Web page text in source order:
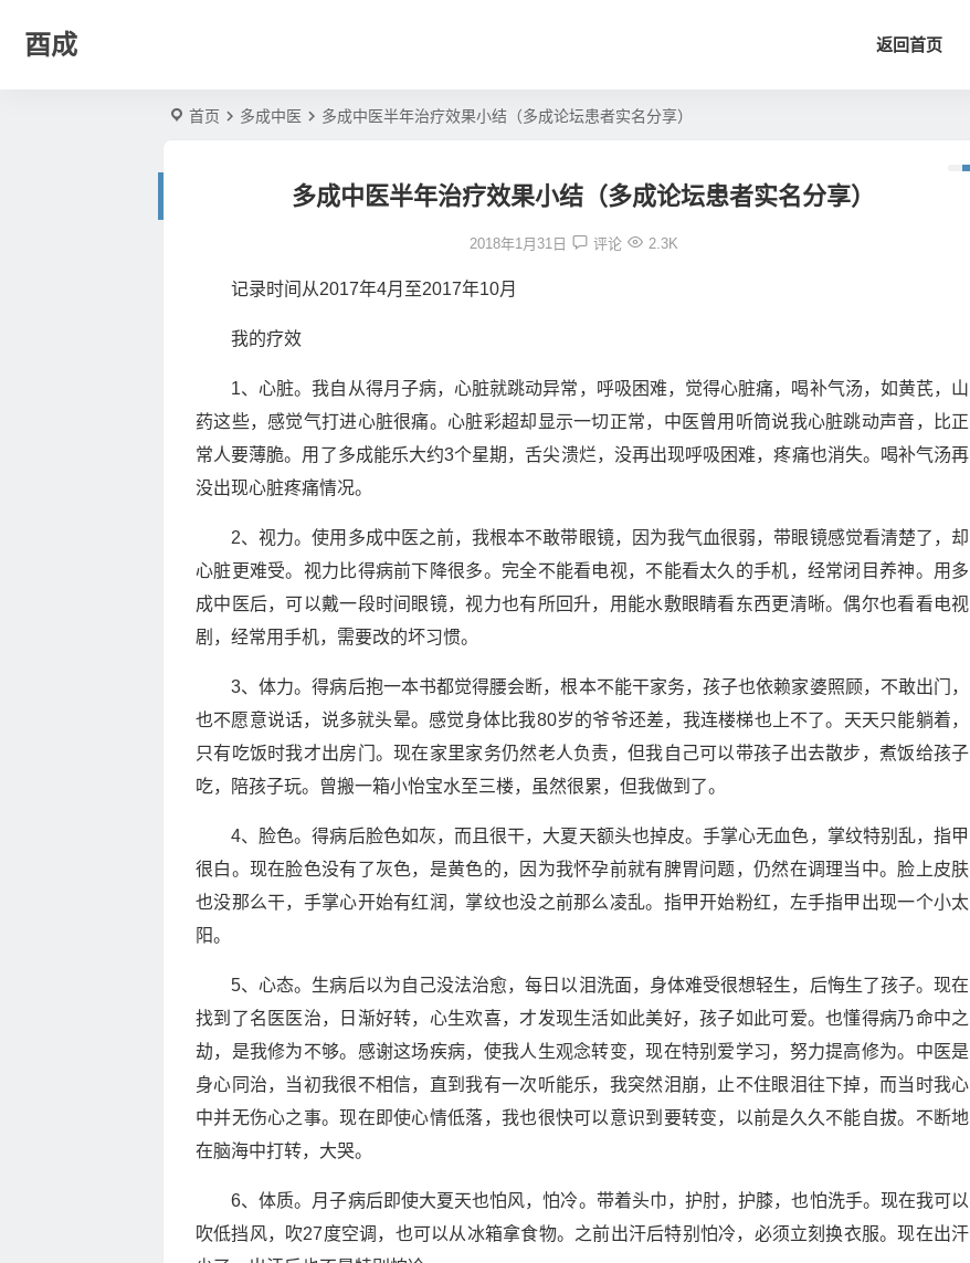
酉成 返回首页
首页 多成中医 多成中医半年治疗效果小结（多成论坛患者实名分享）
多成中医半年治疗效果小结（多成论坛患者实名分享）
2018年1月31日 评论 2.3K
记录时间从2017年4月至2017年10月
我的疗效
1、心脏。我自从得月子病，心脏就跳动异常，呼吸困难，觉得心脏痛，喝补气汤，如黄芪，山
药这些，感觉气打进心脏很痛。心脏彩超却显示一切正常，中医曾用听筒说我心脏跳动声音，比正
常人要薄脆。用了多成能乐大约3个星期，舌尖溃烂，没再出现呼吸困难，疼痛也消失。喝补气汤再
没出现心脏疼痛情况。
2、视力。使用多成中医之前，我根本不敢带眼镜，因为我气血很弱，带眼镜感觉看清楚了，却
心脏更难受。视力比得病前下降很多。完全不能看电视，不能看太久的手机，经常闭目养神。用多
成中医后，可以戴一段时间眼镜，视力也有所回升，用能水敷眼睛看东西更清晰。偶尔也看看电视
剧，经常用手机，需要改的坏习惯。
3、体力。得病后抱一本书都觉得腰会断，根本不能干家务，孩子也依赖家婆照顾，不敢出门，
也不愿意说话，说多就头晕。感觉身体比我80岁的爷爷还差，我连楼梯也上不了。天天只能躺着，
只有吃饭时我才出房门。现在家里家务仍然老人负责，但我自己可以带孩子出去散步，煮饭给孩子
吃，陪孩子玩。曾搬一箱小怡宝水至三楼，虽然很累，但我做到了。
4、脸色。得病后脸色如灰，而且很干，大夏天额头也掉皮。手掌心无血色，掌纹特别乱，指甲
很白。现在脸色没有了灰色，是黄色的，因为我怀孕前就有脾胃问题，仍然在调理当中。脸上皮肤
也没那么干，手掌心开始有红润，掌纹也没之前那么凌乱。指甲开始粉红，左手指甲出现一个小太
阳。
5、心态。生病后以为自己没法治愈，每日以泪洗面，身体难受很想轻生，后悔生了孩子。现在
找到了名医医治，日渐好转，心生欢喜，才发现生活如此美好，孩子如此可爱。也懂得病乃命中之
劫，是我修为不够。感谢这场疾病，使我人生观念转变，现在特别爱学习，努力提高修为。中医是
身心同治，当初我很不相信，直到我有一次听能乐，我突然泪崩，止不住眼泪往下掉，而当时我心
中并无伤心之事。现在即使心情低落，我也很快可以意识到要转变，以前是久久不能自拔。不断地
在脑海中打转，大哭。
6、体质。月子病后即使大夏天也怕风，怕冷。带着头巾，护肘，护膝，也怕洗手。现在我可以
吹低挡风，吹27度空调，也可以从冰箱拿食物。之前出汗后特别怕冷，必须立刻换衣服。现在出汗